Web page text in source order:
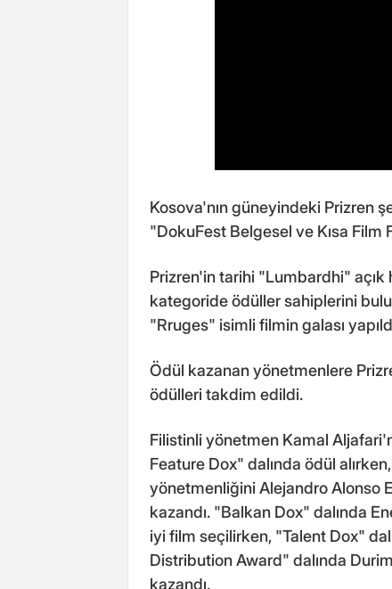
Kosova'nın güneyindeki Prizren
"DokuFest Belgesel ve Kısa
Prizren'in tarihi "Lumbardhi" açık
kategoride ödüller sahiplerini
"Rruges" isimli filmin galası
Ödül kazanan yönetmenlere
ödülleri takdim edildi.
Filistinli yönetmen Kamal
Feature Dox" dalında ödül
yönetmenliğini Alejandro Alonso
kazandı. "Balkan Dox" dalında
iyi film seçilirken, "Talent Dox"
Distribution Award" dalında
kazandı.